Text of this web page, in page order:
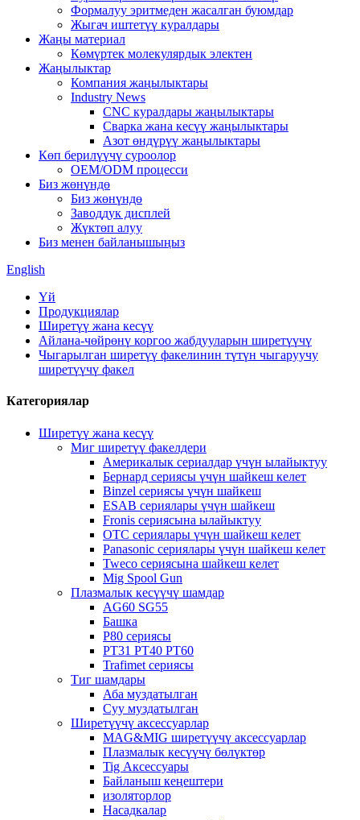
Формалуу эритмеден жасалган буюмдар
Жыгач иштетүү куралдары
Жаңы материал
Көмүртек молекулярдык электен
Жаңылыктар
Компания жаңылыктары
Industry News
CNC куралдары жаңылыктары
Сварка жана кесүү жаңылыктары
Азот өндүрүү жаңылыктары
Көп берилүүчү суроолор
OEM/ODM процесси
Биз жөнүндө
Биз жөнүндө
Заводдук дисплей
Жүктөп алуу
Биз менен байланышыңыз
English
Үй
Продукциялар
Ширетүү жана кесүү
Айлана-чөйрөнү коргоо жабдууларын ширетүүчү
Чыгарылган ширетүү факелинин түтүн чыгаруучу
ширетүүчү факел
Категориялар
Ширетүү жана кесүү
Миг ширетүү факелдери
Америкалык сериалдар үчүн ылайыктуу
Бернард сериясы үчүн шайкеш келет
Binzel сериясы үчүн шайкеш
ESAB сериялары үчүн шайкеш
Fronis сериясына ылайыктуу
OTC сериялары үчүн шайкеш келет
Panasonic сериялары үчүн шайкеш келет
Tweco сериясына шайкеш келет
Mig Spool Gun
Плазмалык кесүүчү шамдар
AG60 SG55
Башка
P80 сериясы
PT31 PT40 PT60
Trafimet сериясы
Тиг шамдары
Аба муздатылган
Суу муздатылган
Ширетүүчү аксессуарлар
MAG&MIG ширетүүчү аксессуарлар
Плазмалык кесүүчү бөлүктөр
Tig Аксессуары
Байланыш кеңештери
изоляторлор
Насадкалар